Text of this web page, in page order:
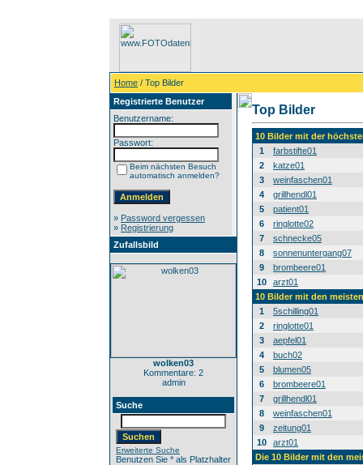
Home / Top Bilder
Registrierte Benutzer
Benutzername:
Passwort:
Beim nächsten Besuch
automatisch anmelden?
» Password vergessen
» Registrierung
Zufallsbild
wolken03
Kommentare: 2
admin
Suche
Erweiterte Suche
Benutzen Sie * als Platzhalter
Top Bilder
10 Bilder mit der
1
farbstifte01
2
katze01
3
weinfaschen01
4
grillhendl01
5
patient01
6
ringlotte02
7
schnecke05
8
sonnenuntergang07
9
brombeere01
10
arzt01
10 Bilder mit den
1
5schilling01
2
ringlotte01
3
aepfel01
4
buch02
5
blumen05
6
brombeere01
7
grillhendl01
8
weinfaschen01
9
zeitung01
10
arzt01
Die 10 Bilder mit den